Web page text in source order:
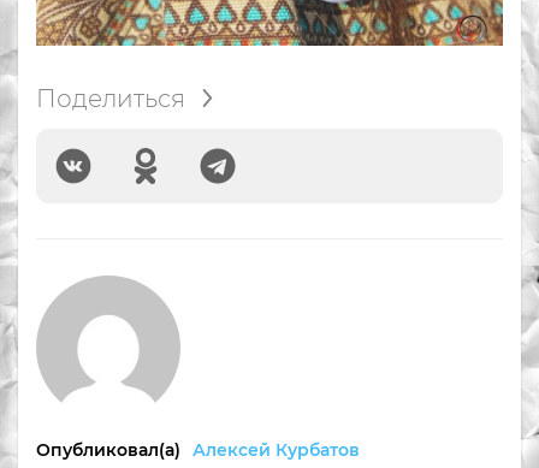
Поделиться
Опубликовал(а) Алексей Курбатов